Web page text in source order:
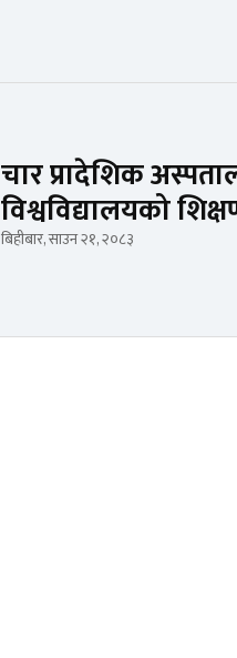
चार प्रादेशिक
विश्वविद्यालयको
बिहीबार, साउन २१, २०८३